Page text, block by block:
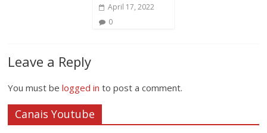
April 17, 2022
0
Leave a Reply
You must belogged in to post a comment.
Canais Youtube